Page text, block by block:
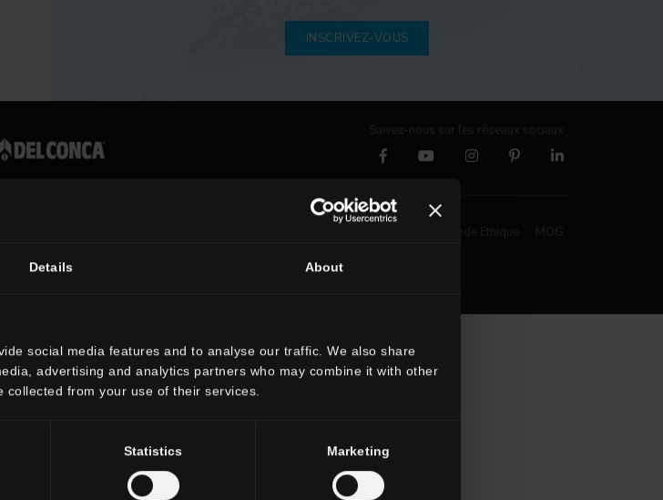
Details About
social media features and to analyse our traffic. We also share
advertising and analytics partners who may combine it with other
collected from your use of their services.
Statistics Marketing
INSCRIVEZ-VOUS
Suivez-nous sur les réseaux sociaux
Code Ethique MOG